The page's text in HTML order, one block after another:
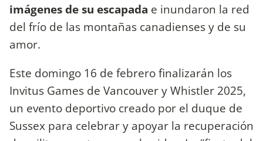
imágenes de su escapada e inundaron la red
del frío de las montañas canadiensesy de su
amor.
Este domingo 16 de febrero finalizarán los
Invitus Games de Vancouver y Whistler 2025,
un evento deportivo creado por el duque de
Sussex para celebrar y apoyar la recuperación